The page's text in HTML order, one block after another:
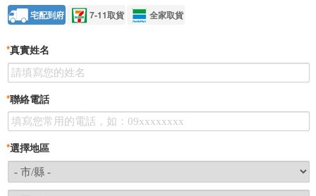
宅配到府 7-11取貨 全家取貨
真實姓名
*
聯絡電話
*
選擇地區
*